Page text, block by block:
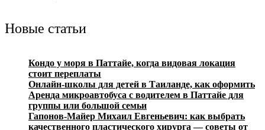
Новые статьи
Кондо у моря в Паттайе, когда видовая локация
стоит переплаты
Онлайн-школы для детей в Таиланде, как оформить
Аренда микроавтобуса с водителем в Паттайе для
группы или большой семьи
Гапонов-Майер Михаил Евгеньевич: как выбрать
качественного пластического хирурга — советы от